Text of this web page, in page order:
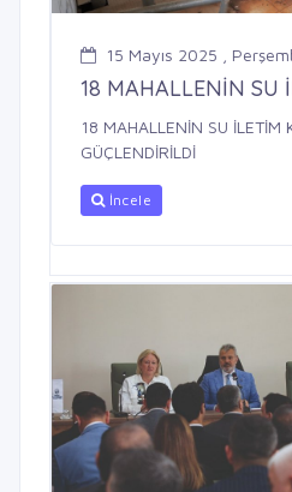
15 Mayıs 2025 ,
18 MAHALLENİN SU
18 MAHALLENİN SU İLETİM
GÜÇLENDİRİLDİ
İncele